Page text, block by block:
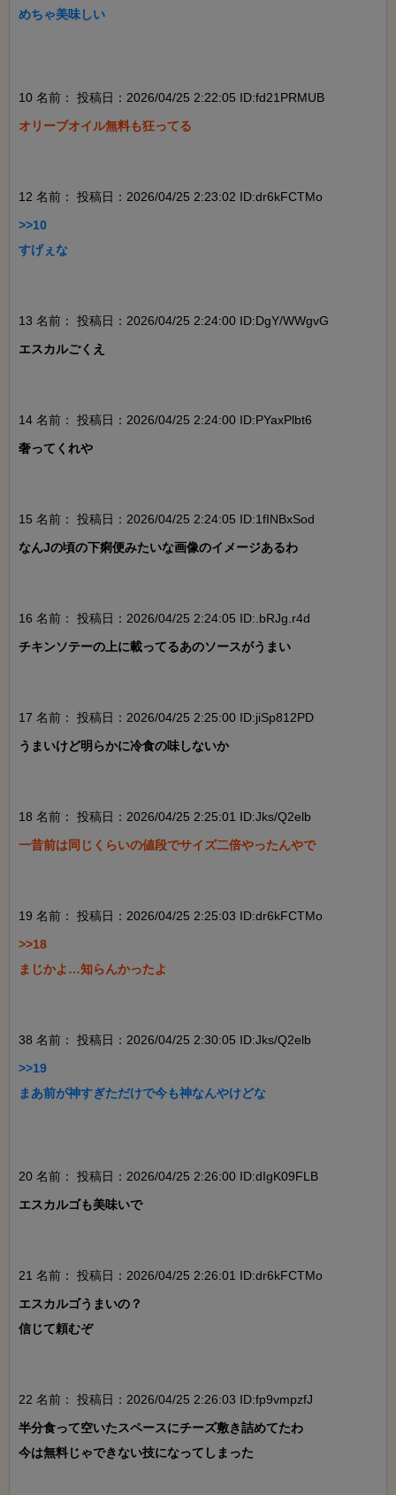
めちゃ美味しい
10 名前：
投稿日：2026/04/25 2:22:05 ID:fd21PRMUB
オリーブオイル無料も狂ってる
12 名前：
投稿日：2026/04/25 2:23:02 ID:dr6kFCTMo
>>10
すげぇな
13 名前：
投稿日：2026/04/25 2:24:00 ID:DgY/WWgvG
エスカルごくえ
14 名前：
投稿日：2026/04/25 2:24:00 ID:PYaxPlbt6
奢ってくれや
15 名前：
投稿日：2026/04/25 2:24:05 ID:1fINBxSod
なんJの頃の下痢便みたいな画像のイメージあるわ
16 名前：
投稿日：2026/04/25 2:24:05 ID:.bRJg.r4d
チキンソテーの上に載ってるあのソースがうまい
17 名前：
投稿日：2026/04/25 2:25:00 ID:jiSp812PD
うまいけど明らかに冷食の味しないか
18 名前：
投稿日：2026/04/25 2:25:01 ID:Jks/Q2elb
一昔前は同じくらいの値段でサイズ二倍やったんやで
19 名前：
投稿日：2026/04/25 2:25:03 ID:dr6kFCTMo
>>18
まじかよ…知らんかったよ
38 名前：
投稿日：2026/04/25 2:30:05 ID:Jks/Q2elb
>>19
まあ前が神すぎただけで今も神なんやけどな
20 名前：
投稿日：2026/04/25 2:26:00 ID:dIgK09FLB
エスカルゴも美味いで
21 名前：
投稿日：2026/04/25 2:26:01 ID:dr6kFCTMo
エスカルゴうまいの？
信じて頼むぞ
22 名前：
投稿日：2026/04/25 2:26:03 ID:fp9vmpzfJ
半分食って空いたスペースにチーズ敷き詰めてたわ
今は無料じゃできない技になってしまった